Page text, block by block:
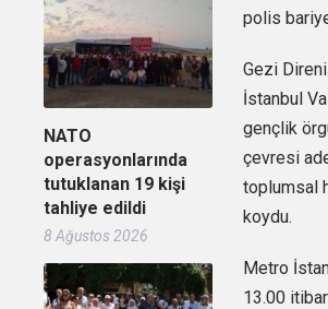
NATO
operasyonlarında
tutuklanan 19 kişi
tahliye edildi
8 Ağustos 2026
polis
Gezi
İstanbul
gençlik
çevresi
toplumsal
koydu.
Metro
13.00